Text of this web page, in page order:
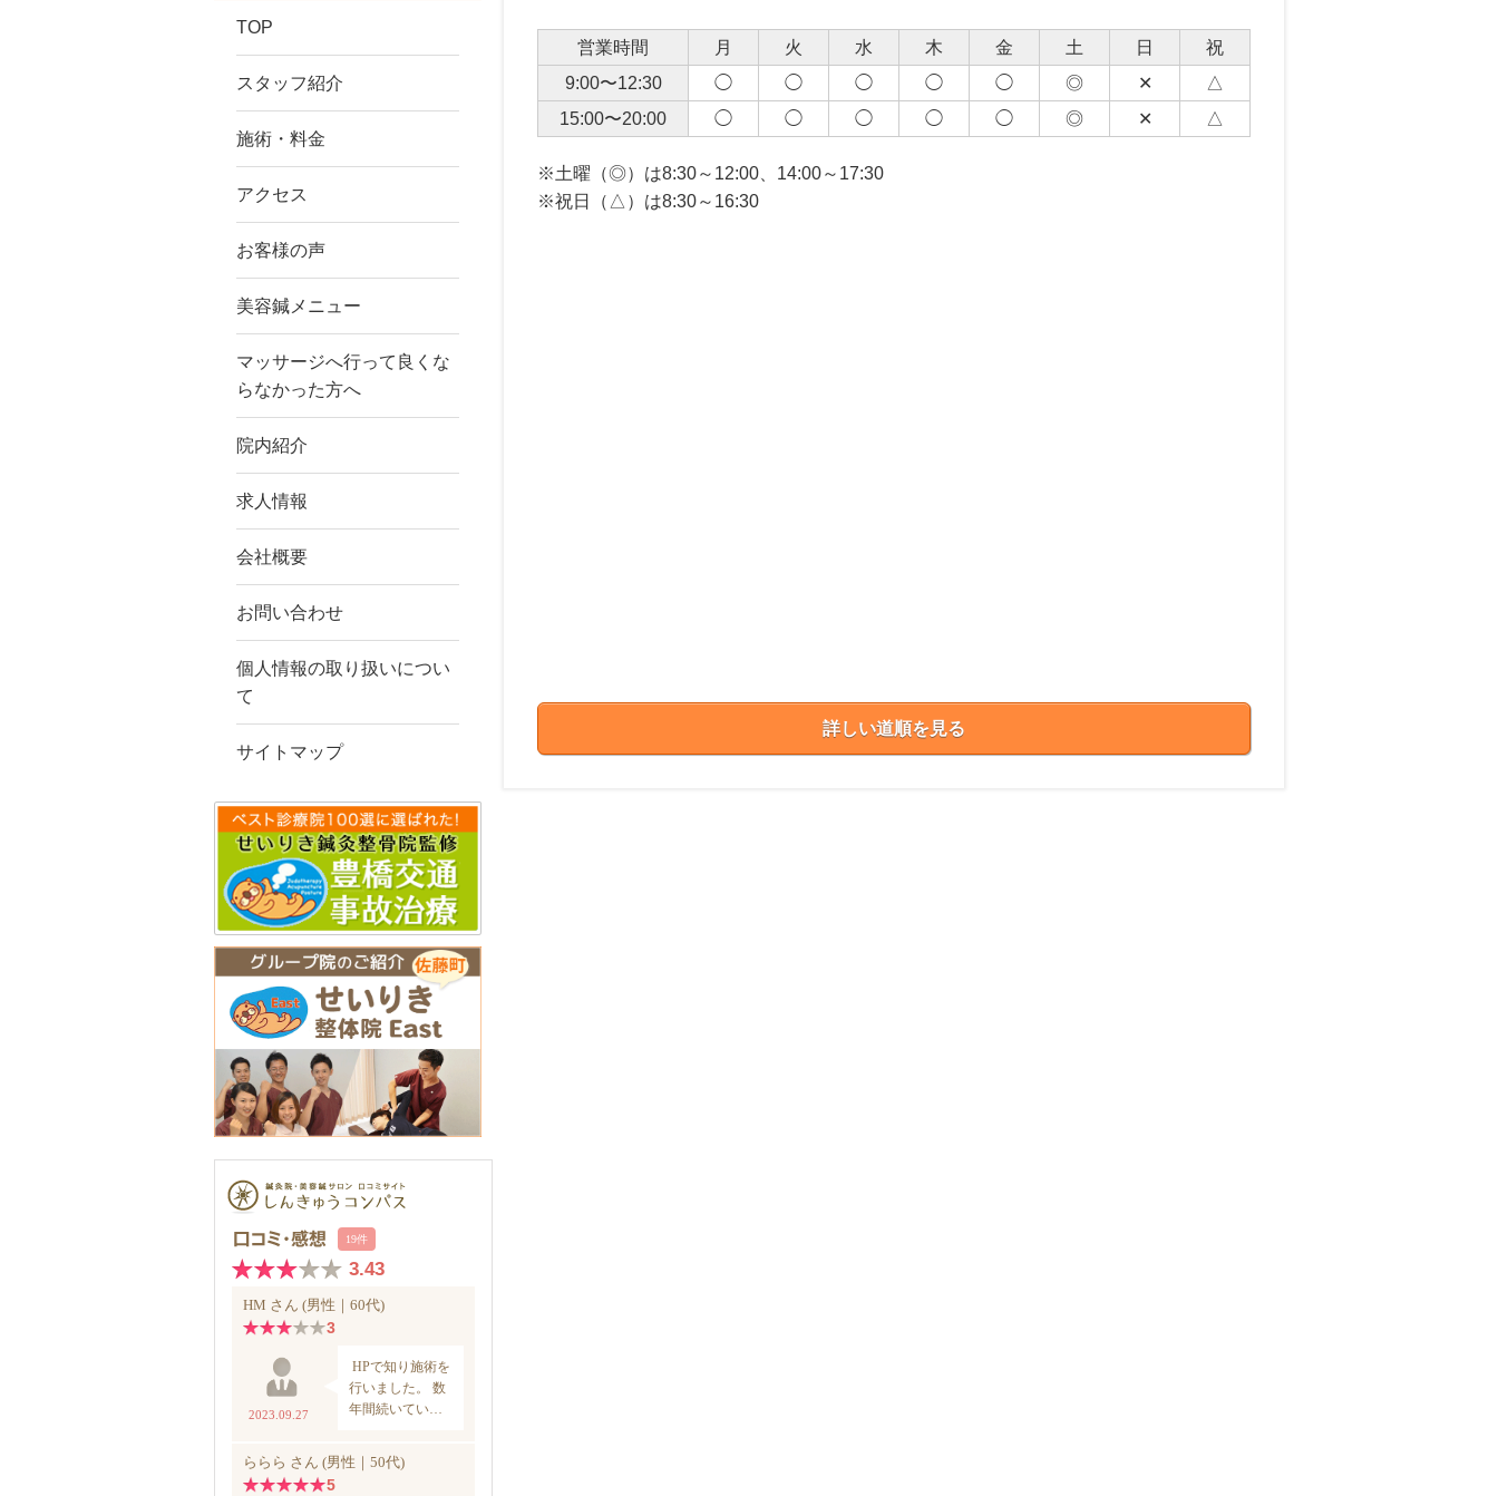
営業時間 月 火 水 木 金 土 日
祝
9:00〜12:30
◯ ◯ ◯ ◯ ◯ ◎ ✕
△
15:00〜20:00
◯ ◯ ◯ ◯ ◯ ◎ ✕ △
※土曜（◎）は8:30～12:00、14:00～17:30
※祝日（△）は8:30～16:30
詳しい道順を見る
TOP
スタッフ紹介
施術・料金
アクセス
お客様の声
美容鍼メニュー
マッサージへ行って良くな
らなかった方へ
院内紹介
求人情報
会社概要
お問い合わせ
個人情報の取り扱いについ
て
サイトマップ